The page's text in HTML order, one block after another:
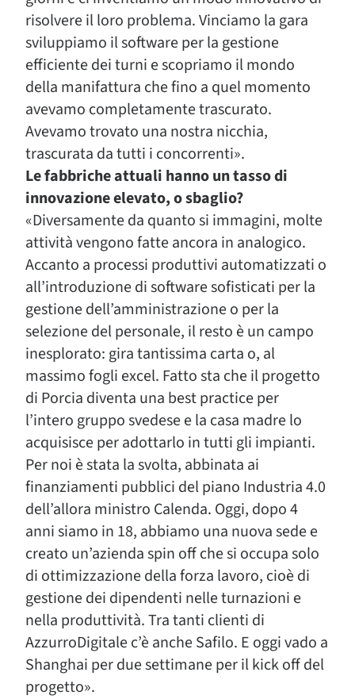
risolvere il loro problema. Vinciamo la gara
sviluppiamo il software per la gestione
efficiente dei turni e scopriamo il mondo
della manifattura che fino a quel momento
avevamo completamente trascurato.
Avevamo trovato una nostra nicchia,
trascurata da tutti i concorrenti».
Le fabbriche attuali hanno un tasso di
innovazione elevato, o sbaglio?
«Diversamente da quanto si immagini, molte
attività vengono fatte ancora in analogico.
Accanto a processi produttivi automatizzati o
all’introduzione di software sofisticati per la
gestione dell’amministrazione o per la
selezione del personale, il resto è un campo
inesplorato: gira tantissima carta o, al
massimo fogli excel. Fatto sta che il progetto
di Porcia diventa una best practice per
l’intero gruppo svedese e la casa madre lo
acquisisce per adottarlo in tutti gli impianti.
Per noi è stata la svolta, abbinata ai
finanziamenti pubblici del piano Industria 4.0
dell’allora ministro Calenda. Oggi, dopo 4
anni siamo in 18, abbiamo una nuova sede e
creato un’azienda spin off che si occupa solo
di ottimizzazione della forza lavoro, cioè di
gestione dei dipendenti nelle turnazioni e
nella produttività. Tra tanti clienti di
AzzurroDigitale c’è anche Safilo. E oggi vado a
Shanghai per due settimane per il kick off del
progetto».